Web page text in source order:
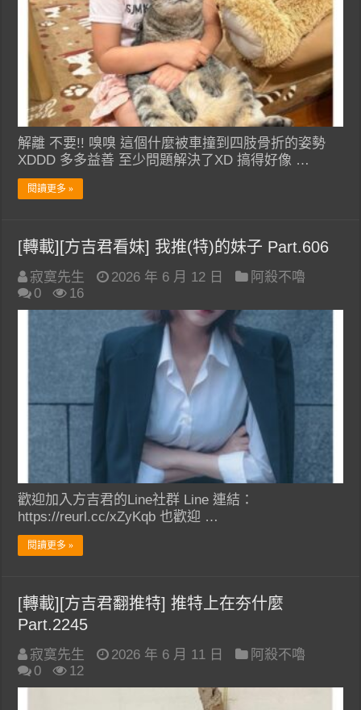
解離 不要!! 嗅嗅 這個什麼被車撞到四肢骨折的姿勢
XDDD 多多益善 至少問題解決了XD 搞得好像 …
閱讀更多 »
[轉載][方吉君看妹] 我推(特)的妹子 Part.606
寂寞先生 2026 年 6 月 12 日
阿殺不嚕
0
16
歡迎加入方吉君的Line社群 Line 連結：
https://reurl.cc/xZyKqb 也歡迎 …
閱讀更多 »
[轉載][方吉君翻推特] 推特上在夯什麼
Part.2245
寂寞先生 2026 年 6 月 11 日
阿殺不嚕
0
12